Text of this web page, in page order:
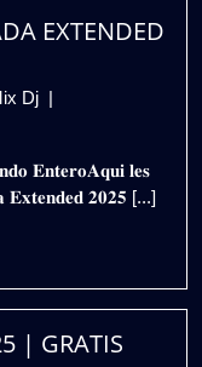
Pack
Gratis
EXTENDED
Dj MEGA
VARIADA
EXTENDED
|
Gratis
|
𝐄𝐧𝐭𝐞𝐫𝐨𝐀𝐪𝐮𝐢 𝐥𝐞𝐬
𝐄𝐱𝐭𝐞𝐧𝐝𝐞𝐝 𝟐𝟎𝟐𝟓 [...]
| GRATIS